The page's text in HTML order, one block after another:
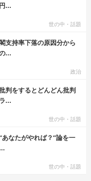
...
世の中・話題
支持率下落の原因分から
...
政治
判をするとどんどん批判
...
世の中・話題
なたがやれば？”論を一
世の中・話題